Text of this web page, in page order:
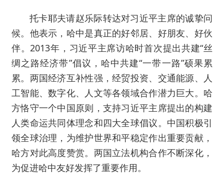
托卡耶夫请赵乐际转达对习近平主席的诚挚问
候。他表示，哈中是真正的好邻居、好朋友、好伙
伴。2013年，习近平主席访哈时首次提出共建“丝
绸之路经济带”倡议，哈中共建“一带一路”硕果累
累。两国经济互补性强，经贸投资、交通能源、人
工智能、数字化、人文等各领域合作潜力巨大。哈
方恪守一个中国原则，支持习近平主席提出的构建
人类命运共同体理念和四大全球倡议。中国积极引
领全球治理，为维护世界和平稳定作出重要贡献，
哈方对此高度赞赏。两国立法机构合作不断深化，
为促进哈中友好发挥了重要作用。